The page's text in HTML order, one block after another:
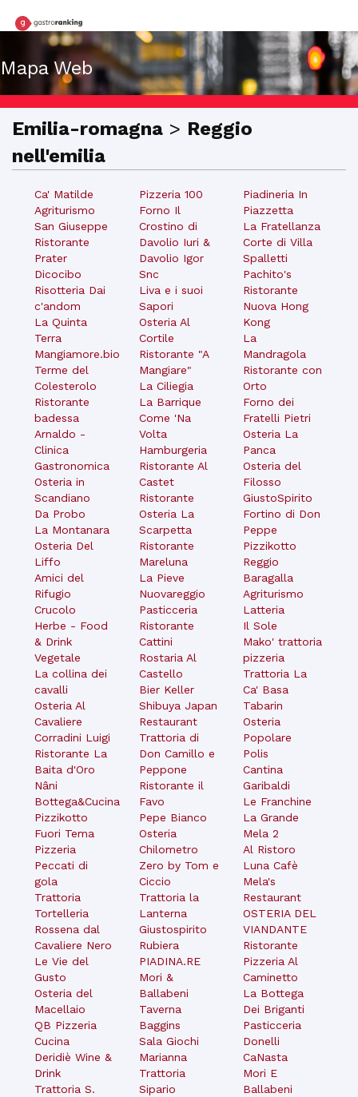
Mapa Web
Emilia-romagna > Reggio
nell'emilia
Ca' Matilde
Agriturismo
San Giuseppe
Ristorante
Prater
Dicocibo
Risotteria Dai
c'andom
La Quinta
Terra
Mangiamore.bio
Terme del
Colesterolo
Ristorante
badessa
Arnaldo -
Clinica
Gastronomica
Osteria in
Scandiano
Da Probo
La Montanara
Osteria Del
Liffo
Amici del
Rifugio
Crucolo
Herbe - Food
& Drink
Vegetale
La collina dei
cavalli
Osteria Al
Cavaliere
Corradini Luigi
Ristorante La
Baita d'Oro
Nâni
Bottega&Cucina
Pizzikotto
Fuori Tema
Pizzeria
Peccati di
gola
Trattoria
Tortelleria
Rossena dal
Cavaliere Nero
Le Vie del
Gusto
Osteria del
Macellaio
QB Pizzeria
Cucina
Deridiè Wine &
Drink
Trattoria S.
Pizzeria 100
Forno Il
Crostino di
Davolio Iuri &
Davolio Igor
Snc
Liva e i suoi
Sapori
Osteria Al
Cortile
Ristorante "A
Mangiare"
La Ciliegia
La Barrique
Come 'Na
Volta
Hamburgeria
Ristorante Al
Castet
Ristorante
Osteria La
Scarpetta
Ristorante
Mareluna
La Pieve
Nuovareggio
Pasticceria
Ristorante
Cattini
Rostaria Al
Castello
Bier Keller
Shibuya Japan
Restaurant
Trattoria di
Don Camillo e
Peppone
Ristorante il
Favo
Pepe Bianco
Osteria
Chilometro
Zero by Tom e
Ciccio
Trattoria la
Lanterna
Giustospirito
Rubiera
PIADINA.RE
Mori &
Ballabeni
Taverna
Baggins
Sala Giochi
Marianna
Trattoria
Sipario
Piadineria In
Piazzetta
La Fratellanza
Corte di Villa
Spalletti
Pachito's
Ristorante
Nuova Hong
Kong
La
Mandragola
Ristorante con
Orto
Forno dei
Fratelli Pietri
Osteria La
Panca
Osteria del
Filosso
GiustoSpirito
Fortino di Don
Peppe
Pizzikotto
Reggio
Baragalla
Agriturismo
Latteria
Il Sole
Mako' trattoria
pizzeria
Trattoria La
Ca' Basa
Tabarin
Osteria
Popolare
Polis
Cantina
Garibaldi
Le Franchine
La Grande
Mela 2
Al Ristoro
Luna Cafè
Mela's
Restaurant
OSTERIA DEL
VIANDANTE
Ristorante
Pizzeria Al
Caminetto
La Bottega
Dei Briganti
Pasticceria
Donelli
CaNasta
Mori E
Ballabeni